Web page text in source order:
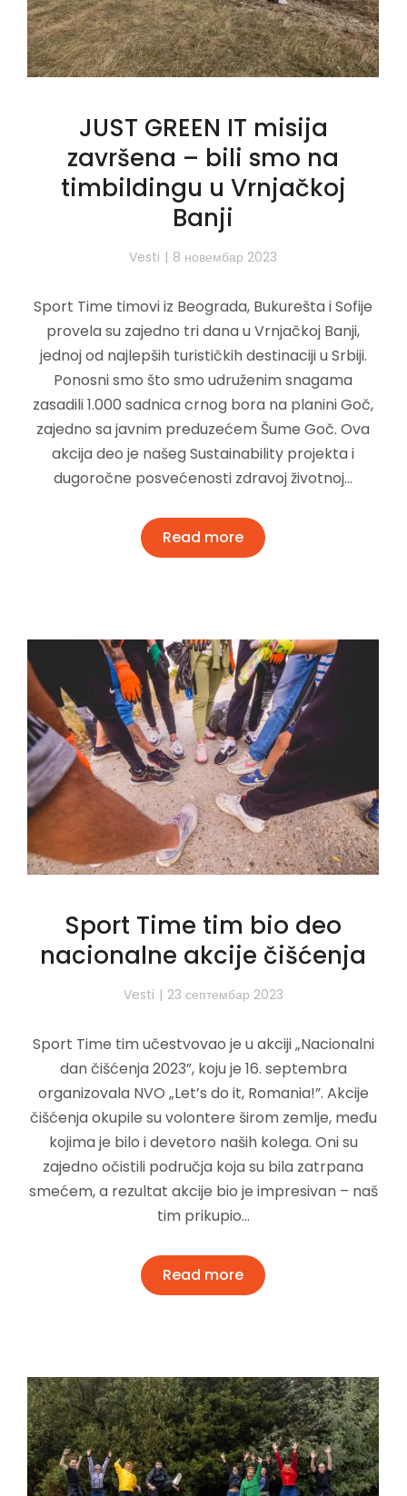
JUST GREEN IT misija
završena – bili smo na
timbildingu u Vrnjačkoj
Banji
Vesti 8 новембар 2023
Sport Time timovi iz Beograda, Bukurešta i Sofije
provela su zajedno tri dana u Vrnjačkoj Banji,
jednoj od najlepših turističkih destinaciji u Srbiji.️
Ponosni smo što smo udruženim snagama
zasadili 1.000 sadnica crnog bora na planini Goč,
zajedno sa javnim preduzećem Šume Goč. Ova
akcija deo je našeg Sustainability projekta i
dugoročne posvećenosti zdravoj životnoj…
Read more
Sport Time tim bio deo
nacionalne akcije čišćenja
Vesti 23 септембар 2023
Sport Time tim učestvovao je u akciji „Nacionalni
dan čišćenja 2023”, koju je 16. septembra
organizovala NVO „Let’s do it, Romania!”. Akcije
čišćenja okupile su volontere širom zemlje, među
kojima je bilo i devetoro naših kolega. Oni su
zajedno očistili područja koja su bila zatrpana
smećem, a rezultat akcije bio je impresivan – naš
tim prikupio…
Read more